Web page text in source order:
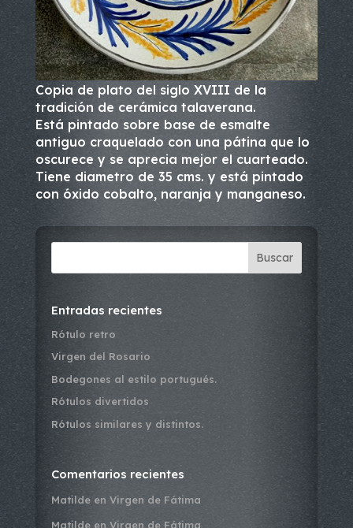
Copia de plato del siglo XVIII de la
tradición de cerámica talaverana.
Está pintado sobre base de esmalte
antiguo craquelado con una pátina que lo
oscurece y se aprecia mejor el cuarteado.
Tiene diametro de 35 cms. y está pintado
con óxido cobalto, naranja y manganeso.
Buscar
Entradas recientes
Rótulo retro
Virgen del Rosario
Bodegones al estilo portugués.
Rótulos divertidos
Rótulos similares y distintos.
Comentarios recientes
Matildeen Virgen de Fátima
Matildeen Virgen de Fátima